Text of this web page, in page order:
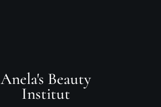
Anela's Beauty
Institut